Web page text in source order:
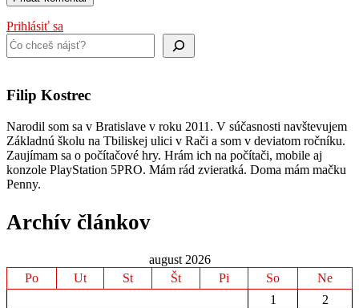
Prihlásiť sa
Hľadať
Filip Kostrec
Narodil som sa v Bratislave v roku 2011. V súčasnosti navštevujem
Základnú školu na Tbiliskej ulici v Rači a som v deviatom ročníku.
Zaujímam sa o počítačové hry. Hrám ich na počítači, mobile aj
konzole PlayStation 5PRO. Mám rád zvieratká. Doma mám mačku
Penny.
Archív článkov
august 2026
Po
Ut St Št Pi So
Ne
1
2